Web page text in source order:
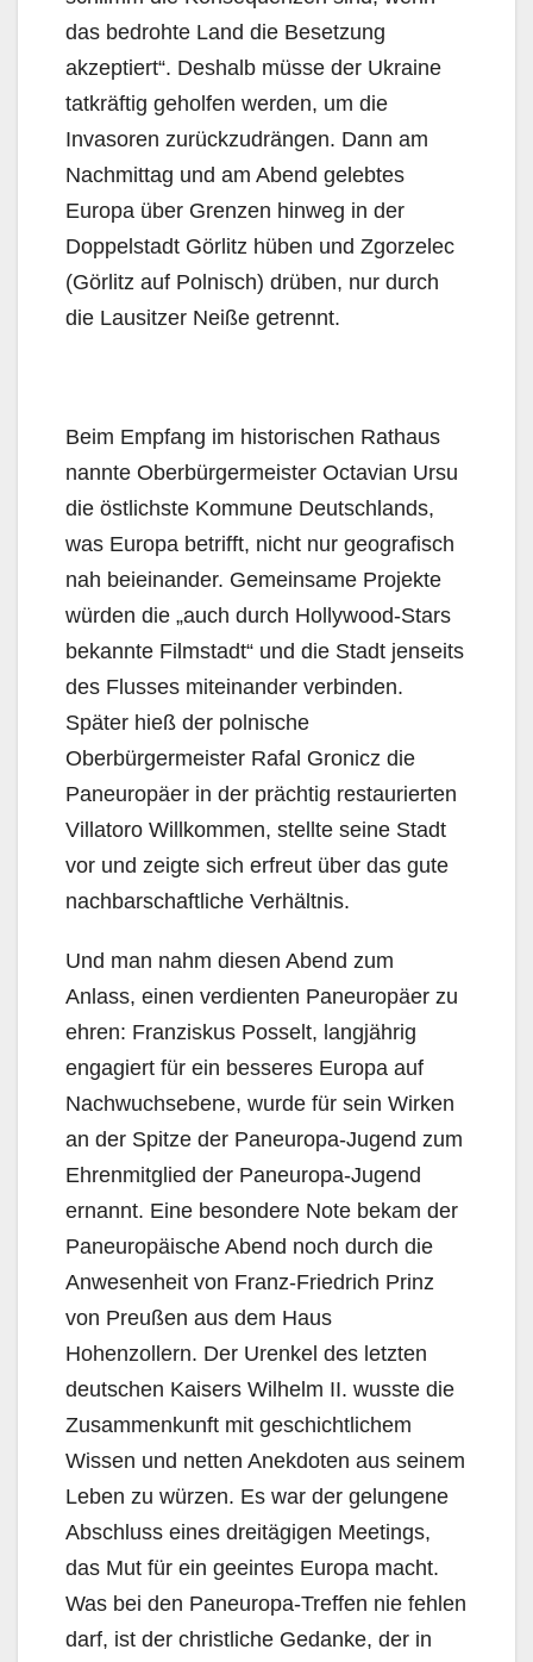
das bedrohte Land die Besetzung
akzeptiert“. Deshalb müsse der Ukraine
tatkräftig geholfen werden, um die
Invasoren zurückzudrängen. Dann am
Nachmittag und am Abend gelebtes
Europa über Grenzen hinweg in der
Doppelstadt Görlitz hüben und Zgorzelec
(Görlitz auf Polnisch) drüben, nur durch
die Lausitzer Neiße getrennt.
Beim Empfang im historischen Rathaus
nannte Oberbürgermeister Octavian Ursu
die östlichste Kommune Deutschlands,
was Europa betrifft, nicht nur geografisch
nah beieinander. Gemeinsame Projekte
würden die „auch durch Hollywood-Stars
bekannte Filmstadt“ und die Stadt jenseits
des Flusses miteinander verbinden.
Später hieß der polnische
Oberbürgermeister Rafal Gronicz die
Paneuropäer in der prächtig restaurierten
Villatoro Willkommen, stellte seine Stadt
vor und zeigte sich erfreut über das gute
nachbarschaftliche Verhältnis.
Und man nahm diesen Abend zum
Anlass, einen verdienten Paneuropäer zu
ehren: Franziskus Posselt, langjährig
engagiert für ein besseres Europa auf
Nachwuchsebene, wurde für sein Wirken
an der Spitze der Paneuropa-Jugend zum
Ehrenmitglied der Paneuropa-Jugend
ernannt. Eine besondere Note bekam der
Paneuropäische Abend noch durch die
Anwesenheit von Franz-Friedrich Prinz
von Preußen aus dem Haus
Hohenzollern. Der Urenkel des letzten
deutschen Kaisers Wilhelm II. wusste die
Zusammenkunft mit geschichtlichem
Wissen und netten Anekdoten aus seinem
Leben zu würzen. Es war der gelungene
Abschluss eines dreitägigen Meetings,
das Mut für ein geeintes Europa macht.
Was bei den Paneuropa-Treffen nie fehlen
darf, ist der christliche Gedanke, der in